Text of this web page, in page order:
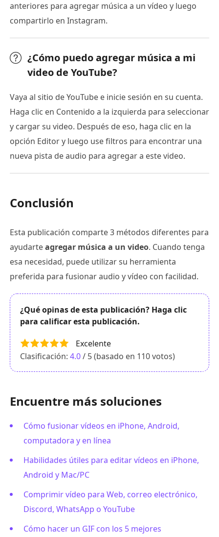
anteriores para agregar música a un vídeo y luego
compartirlo en Instagram.
¿Cómo puedo agregar música a mi
video de YouTube?
Vaya al sitio de YouTube e inicie sesión en su cuenta.
Haga clic en Contenido a la izquierda para seleccionar
y cargar su video. Después de eso, haga clic en la
opción Editor y luego use filtros para encontrar una
nueva pista de audio para agregar a este video.
Conclusión
Esta publicación comparte 3 métodos diferentes para
ayudarteagregar música a un video. Cuando tenga
esa necesidad, puede utilizar su herramienta
preferida para fusionar audio y vídeo con facilidad.
¿Qué opinas de esta publicación? Haga clic
para calificar esta publicación.
Excelente
Clasificación: 4.0/ 5 (basado en 110votos)
Encuentre más soluciones
Cómo fusionar vídeos en iPhone, Android,
computadora y en línea
Habilidades útiles para editar vídeos en iPhone,
Android y Mac/PC
Comprimir vídeo para Web, correo electrónico,
Discord, WhatsApp o YouTube
Cómo hacer un GIF con los 5 mejores